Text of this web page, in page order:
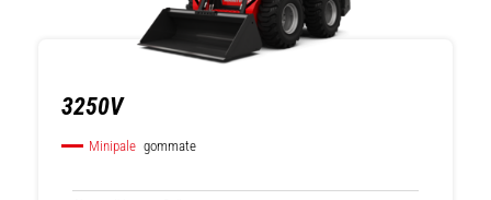
3250V
Minipale gommate